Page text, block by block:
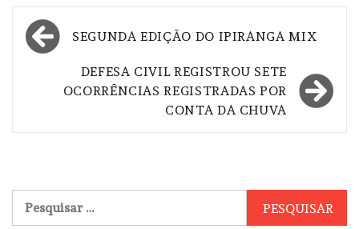
Navegação
de
Post
SEGUNDA EDIÇÃO DO IPIRANGA MIX
DEFESA CIVIL REGISTROU SETE
OCORRÊNCIAS REGISTRADAS POR
CONTA DA CHUVA
por: